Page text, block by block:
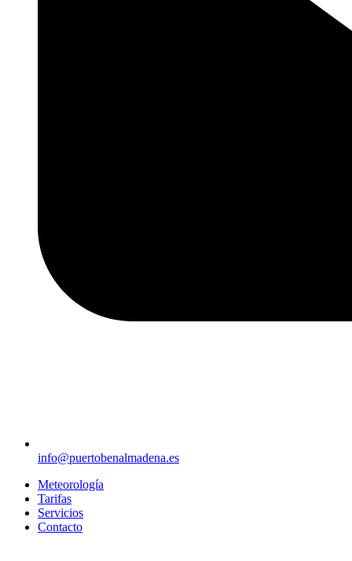
info@puertobenalmadena.es
Meteorología
Tarifas
Servicios
Contacto